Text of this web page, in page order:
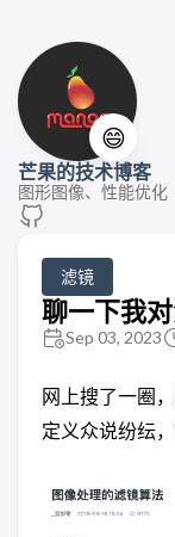
😄
芒果的技术博客
图形图像、性能优化
滤镜
聊一下我
Sep 03, 2023
网上搜了一圈
定义众说纷纭